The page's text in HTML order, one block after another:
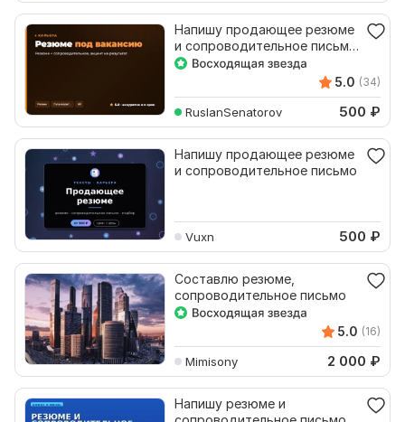
Напишу продающее резюме
и сопроводительное письмо
под вакансию
5.0 (34)
RuslanSenatorov 500 ₽
Напишу продающее резюме
и сопроводительное письмо
Vuxn 500 ₽
Составлю резюме,
сопроводительное письмо
5.0 (16)
Mimisony 2 000 ₽
Напишу резюме и